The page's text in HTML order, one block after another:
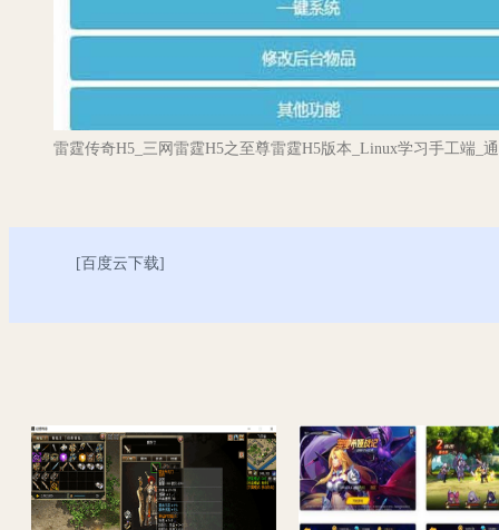
雷霆传奇H5_三网雷霆H5之至尊雷霆H5版本_Linux学习手工端_
[ 百度云下载]